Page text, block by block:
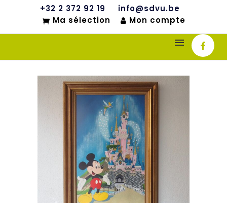
+32 2 372 92 19
info@sdvu.be
Ma sélection
Mon compte